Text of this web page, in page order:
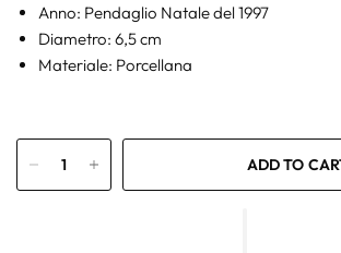
Anno: Pendaglio Natale del 1997
Diametro: 6,5 cm
Materiale: Porcellana
ADD TO